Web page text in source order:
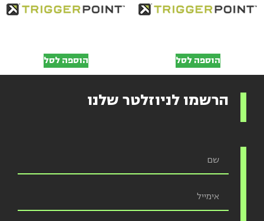
הוספה לסל הוספה לסל
הרשמו לניוזלטר שלנו